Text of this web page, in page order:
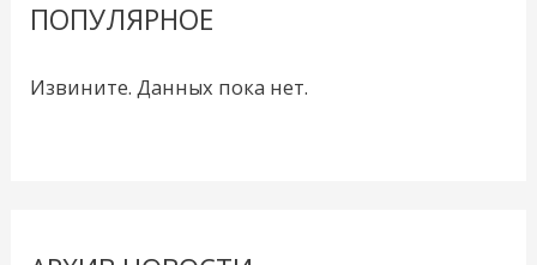
ПОПУЛЯРНОЕ
Извините. Данных пока нет.